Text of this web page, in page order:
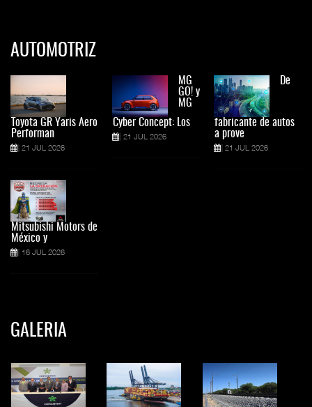
AUTOMOTRIZ
Toyota GR Yaris Aero
Performan
21 JUL 2026
Mitsubishi Motors de
México y
16 JUL 2026
MG
GO! y
MG
Cyber Concept: Los
21 JUL 2026
De
fabricante de autos
a prove
21 JUL 2026
GALERIA